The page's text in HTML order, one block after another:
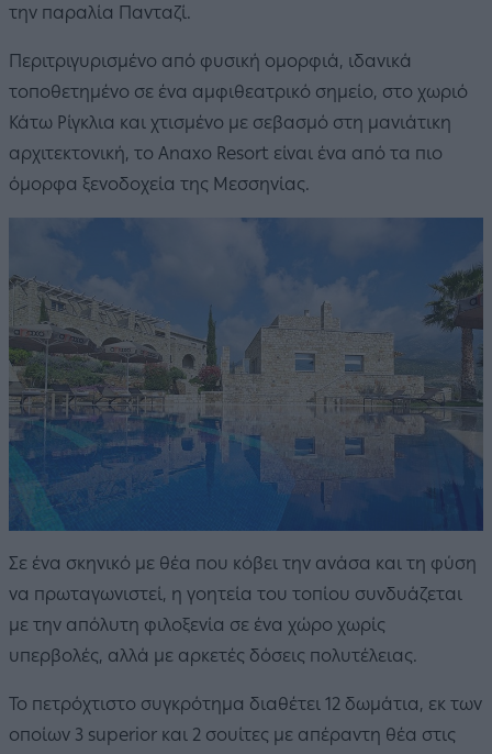
την παραλία Πανταζί.
Περιτριγυρισμένο από φυσική ομορφιά, ιδανικά
τοποθετημένο σε ένα αμφιθεατρικό σημείο, στο χωριό
Κάτω Ρίγκλια και χτισμένο με σεβασμό στη μανιάτικη
αρχιτεκτονική, το Anaxo Resort είναι ένα από τα πιο
όμορφα ξενοδοχεία της Μεσσηνίας.
Σε ένα σκηνικό με θέα που κόβει την ανάσα και τη φύση
να πρωταγωνιστεί, η γοητεία του τοπίου συνδυάζεται
με την απόλυτη φιλοξενία σε ένα χώρο χωρίς
υπερβολές, αλλά με αρκετές δόσεις πολυτέλειας.
Το πετρόχτιστο συγκρότημα διαθέτει 12 δωμάτια, εκ των
οποίων 3 superior και 2 σουίτες με απέραντη θέα στις